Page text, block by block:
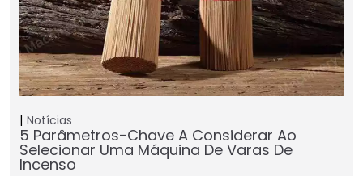
Notícias
5 Parâmetros-Chave A Considerar Ao
Selecionar Uma Máquina De Varas De
Incenso